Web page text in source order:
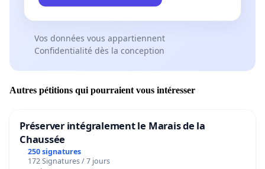
Vos données vous appartiennent
Confidentialité dès la conception
Autres pétitions qui pourraient vous intéresser
Préserver intégralement le Marais de la
Chaussée
250 signatures
172 Signatures / 7 jours